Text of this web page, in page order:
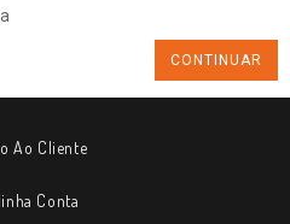
CONTINUAR
Ao Cliente
Conta